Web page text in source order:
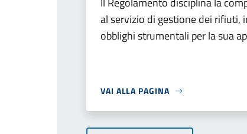
al servizio di gestione dei rifiuti,
obblighi strumentali per la sua
VAI ALLA PAGINA